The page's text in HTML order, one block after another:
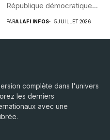
République démocratique...
PARALAFI INFOS 5 JUILLET 2026
complète dans l'univers
les derniers
avec une